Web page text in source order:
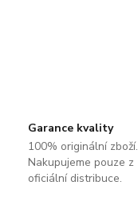
Garance kvality
100% originální zboží.
Nakupujeme pouze z
oficiální distribuce.